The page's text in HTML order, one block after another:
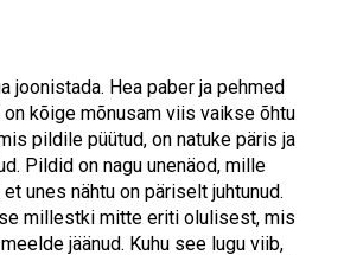
joonistada. Hea paber ja pehmed
kõige mõnusam viis vaikse õhtu
pildile püütud, on natuke päris ja
Pildid on nagu unenäod, mille
unes nähtu on päriselt juhtunud.
millestki mitte eriti olulisest, mis
jäänud. Kuhu see lugu viib,